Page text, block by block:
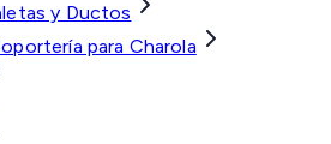
y Ductos
para Charola